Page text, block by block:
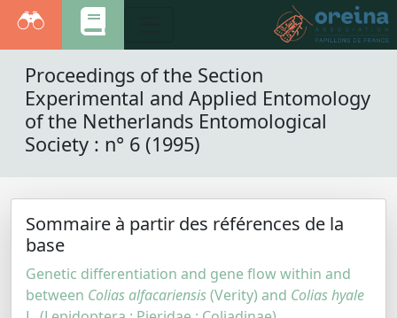
Proceedings of the Section
Experimental and Applied Entomology
of the Netherlands Entomological
Society : n° 6 (1995)
Sommaire à partir des références de la
base
Genetic differentiation and gene flow within and
between Colias alfacariensis(Verity) and Colias hyale